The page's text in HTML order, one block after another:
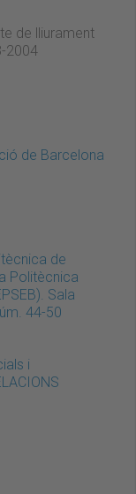
de lliurament
2004
de Barcelona
de
Politècnica
Sala
44-50
i